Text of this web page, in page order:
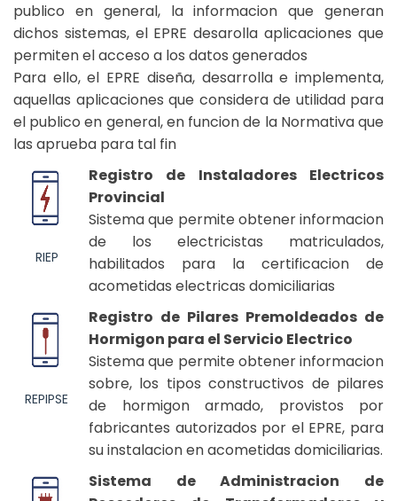
publico en general, la informacion que generan
dichos sistemas, el EPRE desarolla aplicaciones que
permiten el acceso a los datos generados
Para ello, el EPRE diseña, desarrolla e implementa,
aquellas aplicaciones que considera de utilidad para
el publico en general, en funcion de la Normativa que
las aprueba para tal fin
RIEP
Registro de Instaladores Electricos
Provincial
Sistema que permite obtener informacion
de los electricistas matriculados,
habilitados para la certificacion de
acometidas electricas domiciliarias
REPIPSE
Registro de Pilares Premoldeados de
Hormigon para el Servicio Electrico
Sistema que permite obtener informacion
sobre, los tipos constructivos de pilares
de hormigon armado, provistos por
fabricantes autorizados por el EPRE, para
su instalacion en acometidas domiciliarias.
Sistema de Administracion de